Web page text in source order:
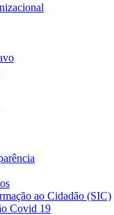
ao Cidadão (SIC)
Covid 19